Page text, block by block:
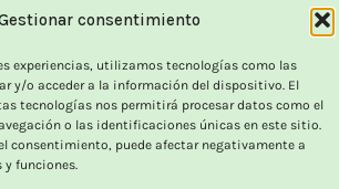
consentimiento
experiencias, utilizamos tecnologías como las
y/o acceder a la información del dispositivo. El
tecnologías nos permitirá procesar datos como el
o las identificaciones únicas en este sitio.
consentimiento, puede afectar negativamente a
funciones.
Delivery
×